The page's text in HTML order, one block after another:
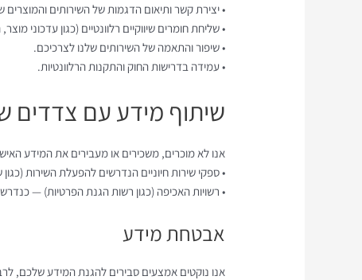
• יצירת קשר ותיאום הדגמות של השירותים והמוצרים
• שליחת חומרים שיווקיים רלוונטיים (כגון עדכוני
• שיפור והתאמה של השירותים שלנו לצרכיכם.
• עמידה בדרישות החוק והתקנות הרלוונטיות.
שיתוף מידע עם צדדים
אנו לא מוכרים, משכירים או מעבירים את המידע
• ספקי שירות חיוניים הנדרשים להפעלת השירות
• רשויות האכיפה (כגון רשות הגנת הפרטיות) — כנדרש
אבטחת מידע
אנו נוקטים אמצעים סבירים להגנת המידע שלכם,